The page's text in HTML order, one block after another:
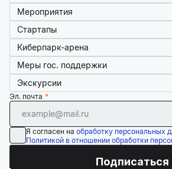
Мероприятия
Стартапы
Киберпарк-арена
Меры гос. поддержки
Экскурсии
Эл. почта
Я согласен на обработку персональных
Политикой в отношении обработки
Подписаться